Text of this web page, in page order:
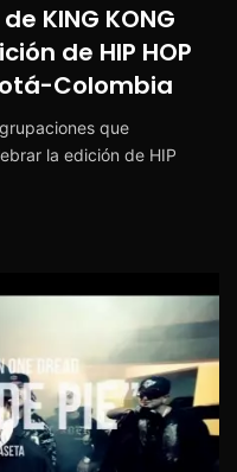
KING KONG
de HIP HOP
Colombia
que
la edición de HIP